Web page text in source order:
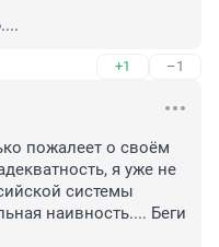
+1 –1
пожалеет о своём
я уже не
системы
наивность.... Беги